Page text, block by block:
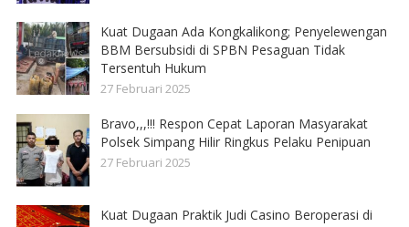
Kuat Dugaan Ada Kongkalikong; Penyelewengan
BBM Bersubsidi di SPBN Pesaguan Tidak
Tersentuh Hukum
27 Februari 2025
Bravo,,,!!! Respon Cepat Laporan Masyarakat
Polsek Simpang Hilir Ringkus Pelaku Penipuan
27 Februari 2025
Kuat Dugaan Praktik Judi Casino Beroperasi di